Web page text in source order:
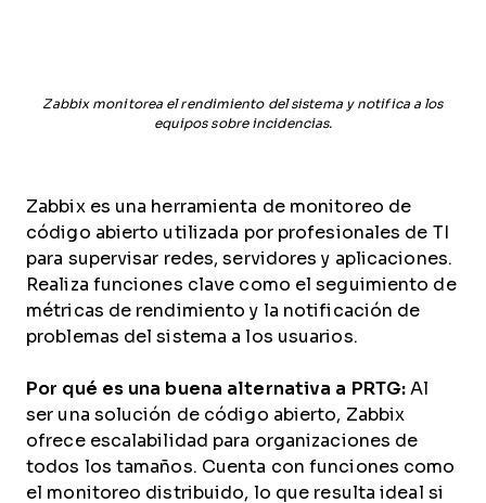
Zabbix monitorea el rendimiento del sistema y notifica a los
equipos sobre incidencias.
Zabbix es una herramienta de monitoreo de
código abierto utilizada por profesionales de TI
para supervisar redes, servidores y aplicaciones.
Realiza funciones clave como el seguimiento de
métricas de rendimiento y la notificación de
problemas del sistema a los usuarios.
Por qué es una buena alternativa a PRTG: Al
ser una solución de código abierto, Zabbix
ofrece escalabilidad para organizaciones de
todos los tamaños. Cuenta con funciones como
el monitoreo distribuido, lo que resulta ideal si